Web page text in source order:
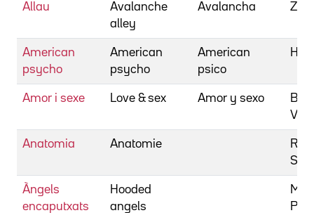
Allau
Avalanche
alley
Avalancha
American
psycho
American
psycho
American
psico
Amor i sexe Love & sex Amor y sexo
Anatomia Anatomie
Àngels
encaputxats
Hooded
angels
Paul